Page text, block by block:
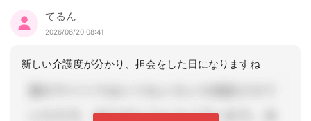
てるん
2026/06/20 08:41
新しい介護度が分かり、担会をした日になりますね